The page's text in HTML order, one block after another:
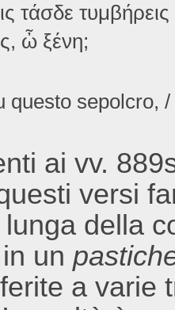
τάσδε
ὦ ξένη;
questo sepolcro,
ai vv.
versi
della
in un
a varie